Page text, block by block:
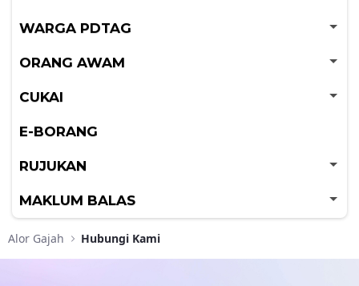
WARGA PDTAG
ORANG AWAM
CUKAI
E-BORANG
RUJUKAN
MAKLUM BALAS
Alor Gajah Hubungi Kami